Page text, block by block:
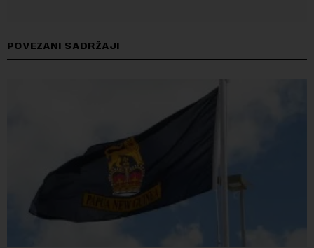
POVEZANI SADRŽAJI